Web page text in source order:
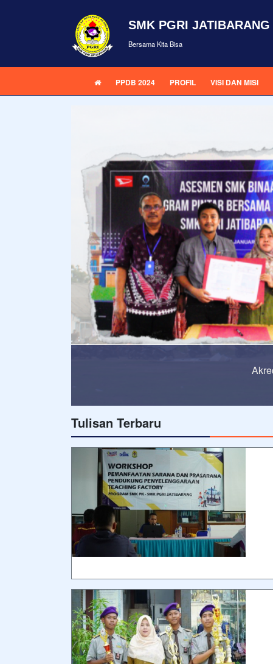
SMK PGRI JATIBARANG
Bersama Kita Bisa
PPDB 2024 PROFIL VISI DAN MISI
Tulisan Terbaru